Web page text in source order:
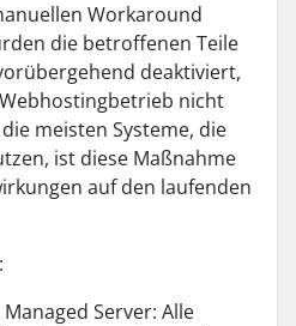
Workaround
die betroffenen Teile
deaktiviert,
nicht
meisten Systeme, die
ist diese Maßnahme
auf den laufenden
Server: Alle